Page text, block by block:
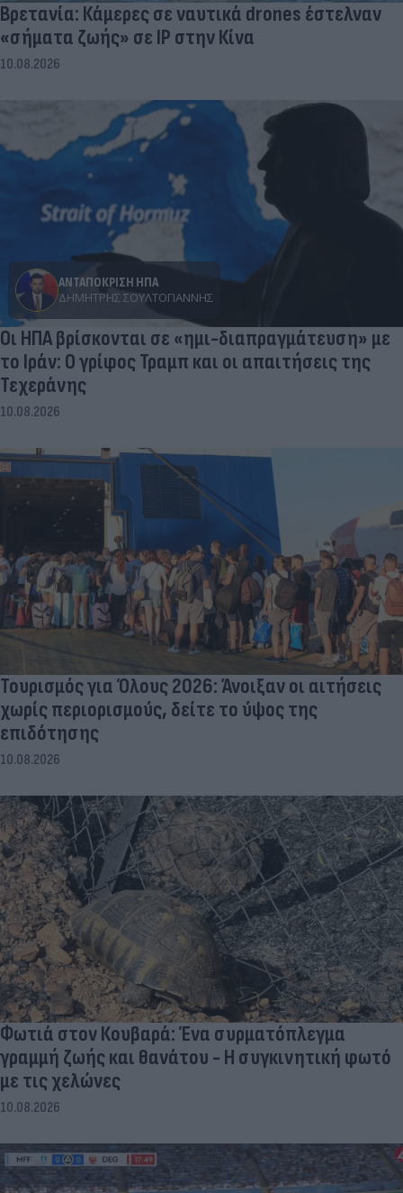
Βρετανία: Κάμερες σε ναυτικά drones έστελναν
«σήματα ζωής» σε IP στην Κίνα
10.08.2026
ΑΝΤΑΠΟΚΡΙΣΗ ΗΠΑ
ΔΗΜΉΤΡΗΣ ΣΟΥΛΤΟΓΙΆΝΝΗΣ
Οι ΗΠΑ βρίσκονται σε «ημι-διαπραγμάτευση» με
το Ιράν: Ο γρίφος Τραμπ και οι απαιτήσεις της
Τεχεράνης
10.08.2026
Τουρισμός για Όλους 2026: Άνοιξαν οι αιτήσεις
χωρίς περιορισμούς, δείτε το ύψος της
επιδότησης
10.08.2026
Φωτιά στον Κουβαρά: Ένα συρματόπλεγμα
γραμμή ζωής και θανάτου - Η συγκινητική φωτό
με τις χελώνες
10.08.2026